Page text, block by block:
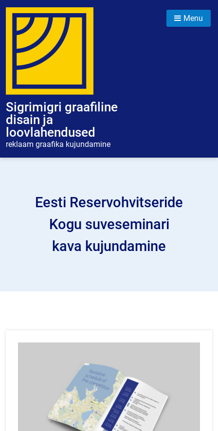
Skip
content
Sigrimigri graafiline
disain ja
loovlahendused
reklaam graafika kujundamine
Menu
Eesti Reservohvitseride
Kogu suveseminari
kava kujundamine